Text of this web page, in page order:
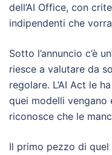
dell’AI Office, con
indipendenti che
Sotto l’annuncio c’è
riesce a valutare da
regolare. L’AI Act le
quei modelli vengano
riconosce che le
Il primo pezzo di quel